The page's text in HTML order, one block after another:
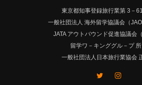
東京都知事登録旅行業第 3－
一般社団法人 海外留学協議会（
JATA アウトバウンド促進協議会（
留学ワ－キンググル－プ
一般社団法人日本旅行業協会